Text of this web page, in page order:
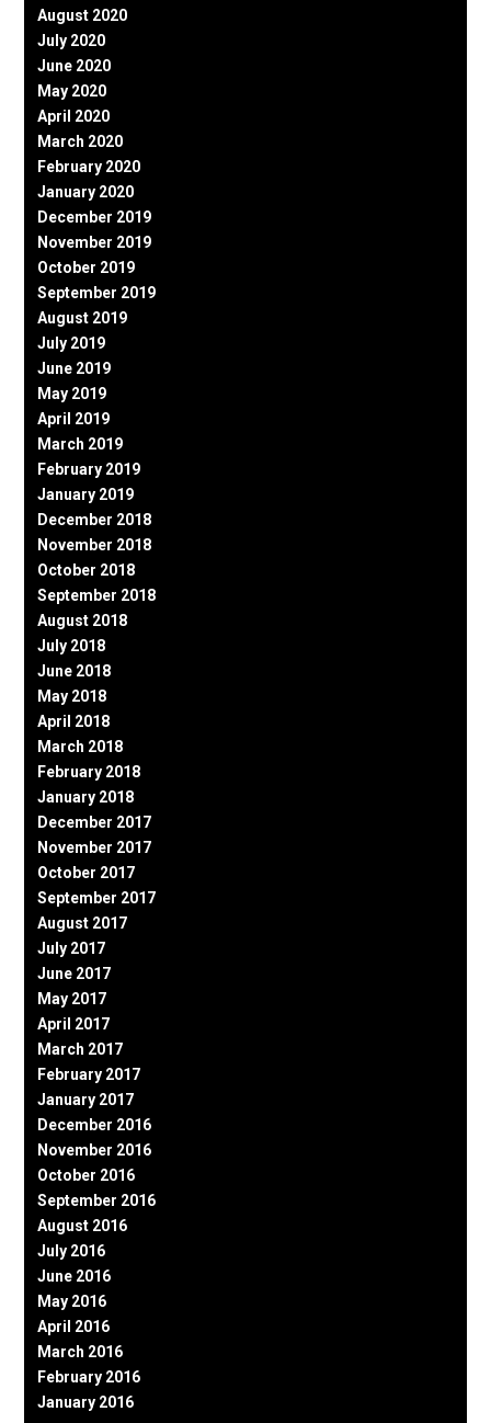
August 2020
July 2020
June 2020
May 2020
April 2020
March 2020
February 2020
January 2020
December 2019
November 2019
October 2019
September 2019
August 2019
July 2019
June 2019
May 2019
April 2019
March 2019
February 2019
January 2019
December 2018
November 2018
October 2018
September 2018
August 2018
July 2018
June 2018
May 2018
April 2018
March 2018
February 2018
January 2018
December 2017
November 2017
October 2017
September 2017
August 2017
July 2017
June 2017
May 2017
April 2017
March 2017
February 2017
January 2017
December 2016
November 2016
October 2016
September 2016
August 2016
July 2016
June 2016
May 2016
April 2016
March 2016
February 2016
January 2016